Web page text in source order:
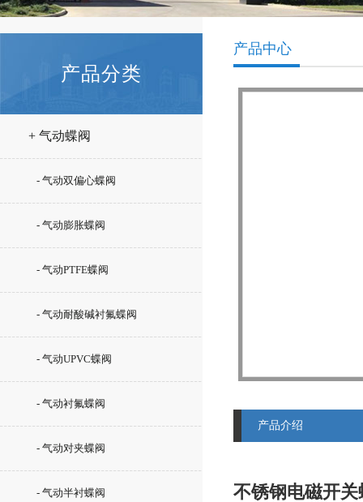
产品分类
+ 气动蝶阀
- 气动双偏心蝶阀
- 气动膨胀蝶阀
- 气动PTFE蝶阀
- 气动耐酸碱衬氟蝶阀
- 气动UPVC蝶阀
- 气动衬氟蝶阀
- 气动对夹蝶阀
- 气动半衬蝶阀
产品中心
产品介绍
不锈钢电磁开